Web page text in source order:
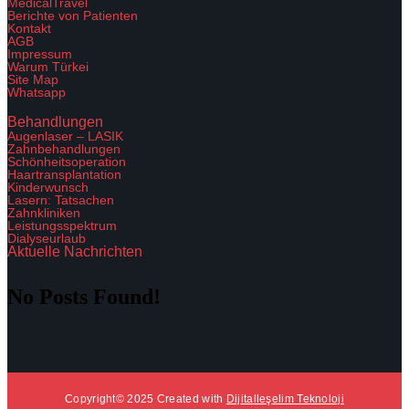
Berichte von Patienten
Kontakt
AGB
Impressum
Warum Türkei
Site Map
Whatsapp
Behandlungen
Augenlaser – LASIK
Zahnbehandlungen
Schönheitsoperation
Haartransplantation
Kinderwunsch
Lasern: Tatsachen
Zahnkliniken
Leistungsspektrum
Dialyseurlaub
Aktuelle Nachrichten
No Posts Found!
Copyright© 2025 Created with Dijitalleşelim Teknoloji